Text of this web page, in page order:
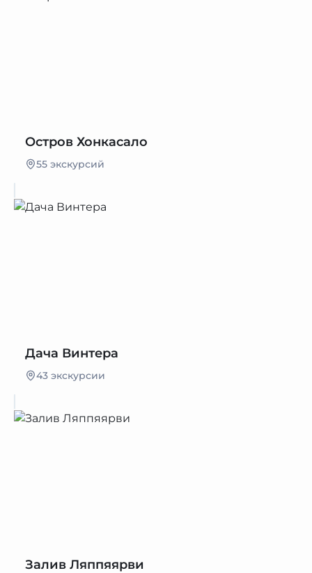
Остров Хонкасало
55 экскурсий
Дача Винтера
43 экскурсии
Залив Ляппяярви